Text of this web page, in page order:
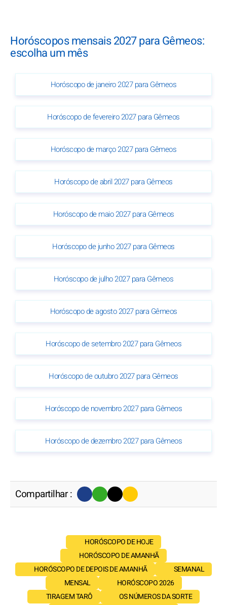
Horóscopos mensais 2027 para Gêmeos:
escolha um mês
Horóscopo de janeiro 2027 para Gêmeos
Horóscopo de fevereiro 2027 para Gêmeos
Horóscopo de março 2027 para Gêmeos
Horóscopo de abril 2027 para Gêmeos
Horóscopo de maio 2027 para Gêmeos
Horóscopo de junho 2027 para Gêmeos
Horóscopo de julho 2027 para Gêmeos
Horóscopo de agosto 2027 para Gêmeos
Horóscopo de setembro 2027 para Gêmeos
Horóscopo de outubro 2027 para Gêmeos
Horóscopo de novembro 2027 para Gêmeos
Horóscopo de dezembro 2027 para Gêmeos
Compartilhar :
HORÓSCOPO DE HOJE
HORÓSCOPO DE AMANHÃ
HORÓSCOPO DE DEPOIS DE AMANHÃ
SEMANAL
MENSAL
HORÓSCOPO 2026
TIRAGEM TARÔ
OS NÚMEROS DA SORTE